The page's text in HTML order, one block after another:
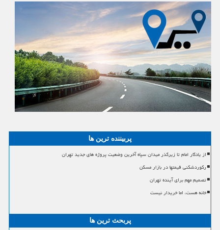
پربیننده ترین ها
از یادگار امام تا زیرگذر میدان سپاه آخرین وضعیت پروژه های جدید تهران
رکوردشکنی قیمتها در بازار مسکن
تصمیم مهم برای آینده تهران
خانه هست، اما خریدار نیست
پربحث ترین ها